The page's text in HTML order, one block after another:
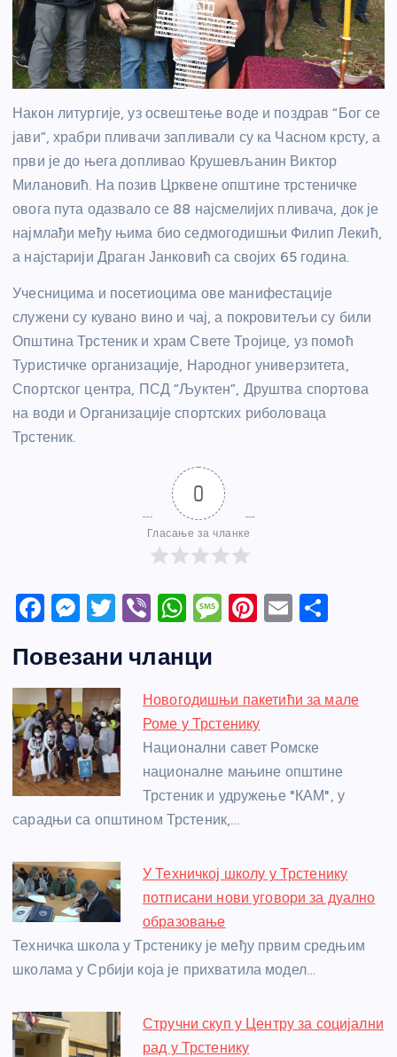
Након литургије, уз освештење воде и поздрав “Бог се
јави”, храбри пливачи запливали су ка Часном крсту, а
први је до њега допливао Крушевљанин Виктор
Милановић. На позив Црквене општине трстеничке
овога пута одазвало се 88 најсмелијих пливача, док је
најмлађи међу њима био седмогодишњи Филип Лекић,
а најстарији Драган Јанковић са својих 65 година.
Учесницима и посетиоцима ове манифестације
служени су кувано вино и чај, а покровитељи су били
Општина Трстеник и храм Свете Тројице, уз помоћ
Туристичке организације, Народног универзитета,
Спортског центра, ПСД “Љуктен”, Друштва спортова
на води и Организације спортских риболоваца
Трстеник.
0
Гласање за чланке
F
c
e
b
o
o
k
M
ss
e
n
g
er
T
itt
er
Vi
er
W
at
s
A
p
p
M
a
g
e
Pi
e
st
E
e
Повезани чланци
Новогодишњи пакетићи за мале
Роме у Трстенику
Национални савет Ромске
националне мањине општине
Трстеник и удружење "КАМ", у
сарадњи са општином Трстеник,…
У Техничкој школу у Трстенику
потписани нови уговори за дуално
образовање
Техничка школа у Трстенику је међу првим средњим
школама у Србији која је прихватила модел…
Стручни скуп у Центру за социјални
рад у Трстенику